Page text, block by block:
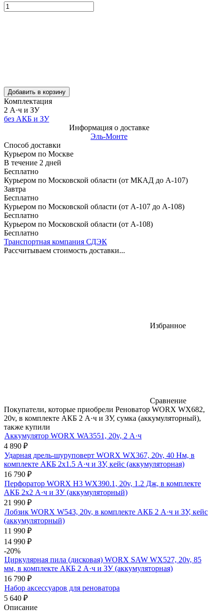
Добавить в корзину
Комплектация
2 А·ч и ЗУ
без АКБ и ЗУ
Информация о доставке
Эль-Монте
Способ доставки
Курьером по Москве
В течение 2 дней
Бесплатно
Курьером по Московской области (от МКАД до А-107)
Завтра
Бесплатно
Курьером по Московской области (от А-107 до А-108)
Бесплатно
Курьером по Московской области (от А-108)
Бесплатно
Транспортная компания СДЭК
Рассчитываем стоимость доставки...
Избранное
Сравнение
Покупатели, которые приобрели Реноватор WORX WX682,
20v, в комплекте АКБ 2 А·ч и ЗУ, сумка (аккумуляторный),
также купили
Аккумулятор WORX WA3551, 20v, 2 А·ч
4 890 ₽
Ударная дрель-шуруповерт WORX WX367, 20v, 40 Нм, в
комплекте АКБ 2х1.5 А·ч и ЗУ, кейс (аккумуляторная)
16 790 ₽
Перфоратор WORX H3 WX390.1, 20v, 1.2 Дж, в комплекте
АКБ 2х2 А·ч и ЗУ (аккумуляторный)
21 990 ₽
Лобзик WORX W543, 20v, в комплекте АКБ 2 А·ч и ЗУ, кейс
(аккумуляторный)
11 990 ₽
14 990 ₽
-20%
Циркулярная пила (дисковая) WORX SAW WX527, 20v, 85
мм, в комплекте АКБ 2 А·ч и ЗУ (аккумуляторная)
16 790 ₽
Набор аксессуаров для реноватора
5 640 ₽
Описание